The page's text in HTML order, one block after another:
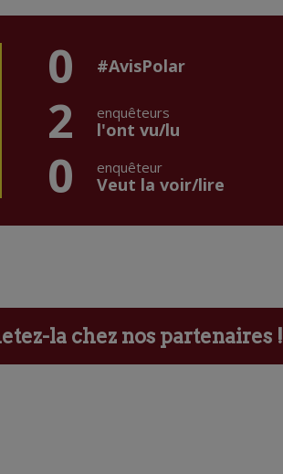
0 #AvisPolar
2 enquêteurs
l'ont vu/lu
0 enquêteur
Veut la voir/lire
la chez nos partenaires !